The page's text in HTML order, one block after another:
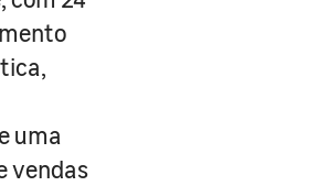
uma
vendas